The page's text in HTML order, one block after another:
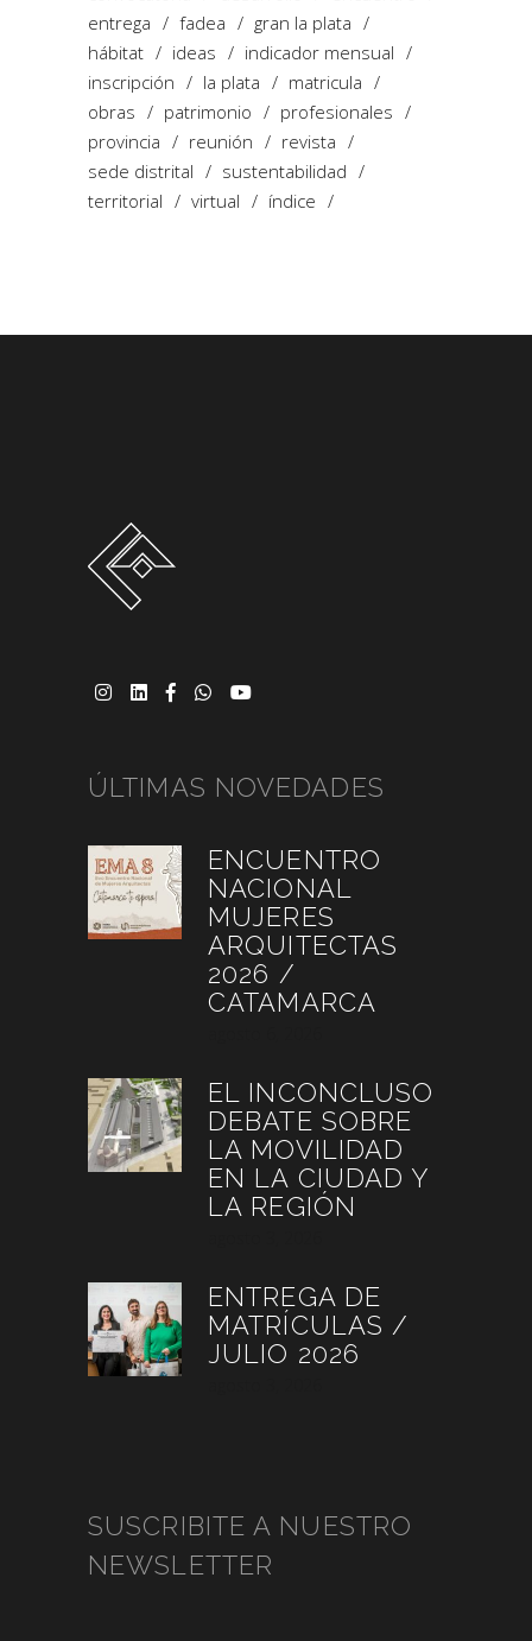
entrega
fadea
gran la plata
hábitat
ideas
indicador mensual
inscripción
la plata
matricula
obras
patrimonio
profesionales
provincia
reunión
revista
sede distrital
sustentabilidad
territorial
virtual índice
ÚLTIMAS NOVEDADES
ENCUENTRO
NACIONAL
MUJERES
ARQUITECTAS
2026 /
CATAMARCA
EL INCONCLUSO
DEBATE SOBRE
LA MOVILIDAD
EN LA CIUDAD Y
LA REGIÓN
ENTREGA DE
MATRÍCULAS /
JULIO 2026
SUSCRIBITE A NUESTRO
NEWSLETTER